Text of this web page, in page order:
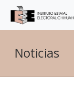
Noticias